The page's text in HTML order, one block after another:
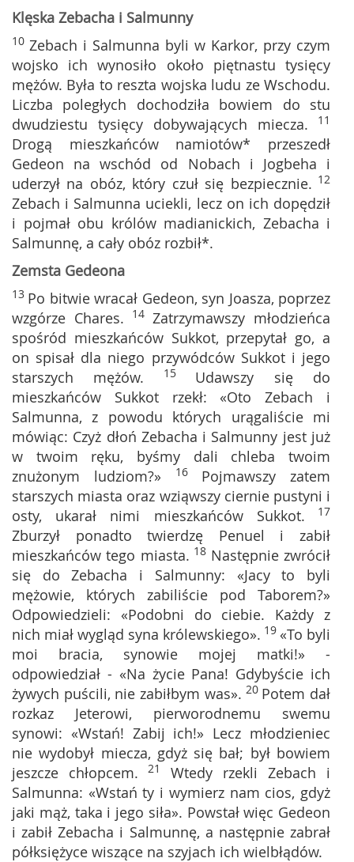
Klęska Zebacha i Salmunny
10 Zebach i Salmunna byli w Karkor, przy czym
wojsko ich wynosiło około piętnastu tysięcy
mężów. Była to reszta wojska ludu ze Wschodu.
Liczba poległych dochodziła bowiem do stu
dwudziestu tysięcy dobywających miecza. 11
Drogą mieszkańców namiotów* przeszedł
Gedeon na wschód od Nobach i Jogbeha i
uderzył na obóz, który czuł się bezpiecznie. 12
Zebach i Salmunna uciekli, lecz on ich dopędził
i pojmał obu królów madianickich, Zebacha i
Salmunnę, a cały obóz rozbił*.
Zemsta Gedeona
13 Po bitwie wracał Gedeon, syn Joasza, poprzez
wzgórze Chares. 14 Zatrzymawszy młodzieńca
spośród mieszkańców Sukkot, przepytał go, a
on spisał dla niego przywódców Sukkot i jego
starszych mężów. 15 Udawszy się do
mieszkańców Sukkot rzekł: «Oto Zebach i
Salmunna, z powodu których urągaliście mi
mówiąc: Czyż dłoń Zebacha i Salmunny jest już
w twoim ręku, byśmy dali chleba twoim
znużonym ludziom?» 16 Pojmawszy zatem
starszych miasta oraz wziąwszy ciernie pustyni i
osty, ukarał nimi mieszkańców Sukkot. 17
Zburzył ponadto twierdzę Penuel i zabił
mieszkańców tego miasta. 18 Następnie zwrócił
się do Zebacha i Salmunny: «Jacy to byli
mężowie, których zabiliście pod Taborem?»
Odpowiedzieli: «Podobni do ciebie. Każdy z
nich miał wygląd syna królewskiego». 19 «To byli
moi bracia, synowie mojej matki!» -
odpowiedział - «Na życie Pana! Gdybyście ich
żywych puścili, nie zabiłbym was». 20 Potem dał
rozkaz Jeterowi, pierworodnemu swemu
synowi: «Wstań! Zabij ich!» Lecz młodzieniec
nie wydobył miecza, gdyż się bał; był bowiem
jeszcze chłopcem. 21 Wtedy rzekli Zebach i
Salmunna: «Wstań ty i wymierz nam cios, gdyż
jaki mąż, taka i jego siła». Powstał więc Gedeon
i zabił Zebacha i Salmunnę, a następnie zabrał
półksiężyce wiszące na szyjach ich wielbłądów.